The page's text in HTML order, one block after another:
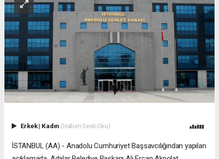
Erkek| Kadın (Haberi Sesli Oku)
İSTANBUL (AA) - Anadolu Cumhuriyet Başsavcılığından yapılan